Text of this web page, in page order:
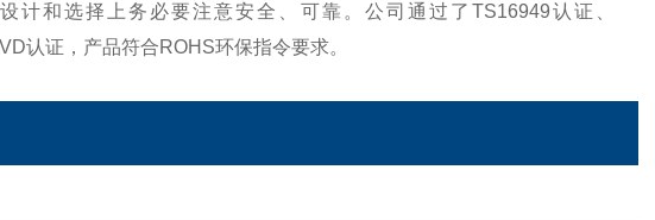
计和选择上务必要注意安全、可靠。 公司通过了 TS16949认证、
认证，产品符合ROHS环保指令要求。